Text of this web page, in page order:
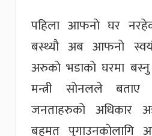
पहिला आफनाे घर
बस्थ्याै अब आफनाे
अरुकाे भडाकाे घरमा
मन्त्री साेनलले
जनताहरुकाे अधिकार
बहुमत पुगाउनकाेलागि